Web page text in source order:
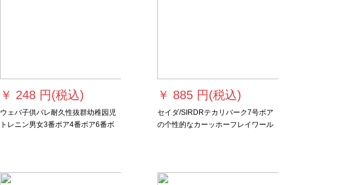
￥ 248 円(税込)
ウェバ子供バレ耐久性抜群幼稚园児
トレニン男女3番ボア4番ボア6番ボ
￥ 885 円(税込)
セイダ/SIRDRテカリバーク7号ボア
の个性的なカーッホーフレイワール